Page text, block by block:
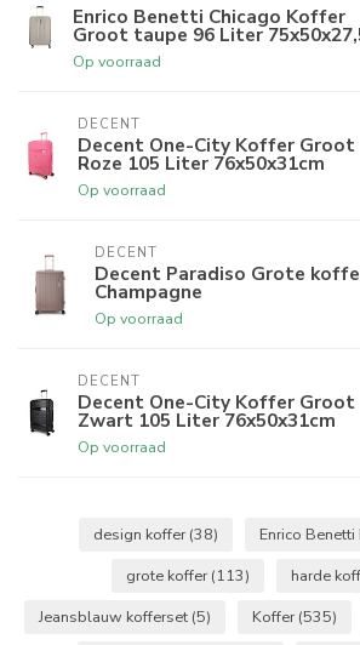
Enrico Benetti Chicago Koffer
Groot taupe 96 Liter
Op voorraad
DECENT
Decent One-City Koffer Groot
Roze 105 Liter 76x50x31cm
Op voorraad
DECENT
Decent Paradiso Grote
Champagne
Op voorraad
DECENT
Decent One-City Koffer Groot
Zwart 105 Liter 76x50x31cm
Op voorraad
design koffer (38) Enrico
grote koffer (113) harde
Jeansblauw kofferset (5) Koffer (535)